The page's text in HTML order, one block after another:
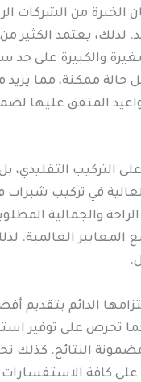
الخبرة من الشركات
لذلك، يعتمد
والكبيرة على حد
حالة ممكنة، مما
المتفق عليها
التركيب
في تركيب
والجمالية
المعايير العالمية.
الدائم
تحرص على توفير
النتائج. كذلك
كافة